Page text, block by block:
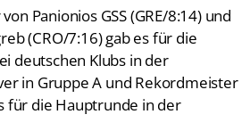
Panionios GSS (GRE/8:14) und
(CRO/7:16) gab es für die
deutschen Klubs in der
in Gruppe A und Rekordmeister
für die Hauptrunde in der